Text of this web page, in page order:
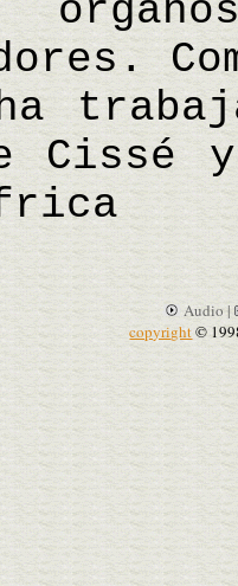
Cissé
Audio |
copyright©